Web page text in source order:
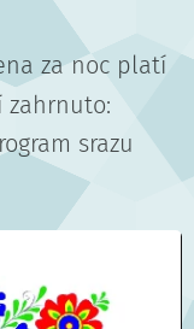
za noc platí
zahrnuto:
srazu